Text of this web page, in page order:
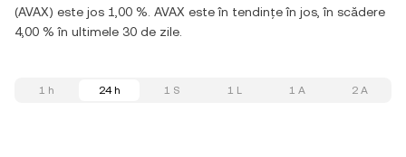
(AVAX) este jos 1,00 %. AVAX este în tendințe în jos, în scădere
4,00 % în ultimele 30 de zile.
1 h 24 h 1 S 1 L 1 A 2 A